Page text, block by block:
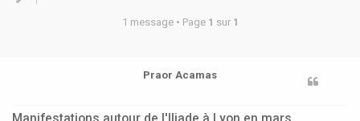
1 message • Page 1 sur 1
Praor Acamas